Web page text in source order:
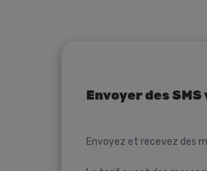
Envoyer des
Envoyez et recevez des